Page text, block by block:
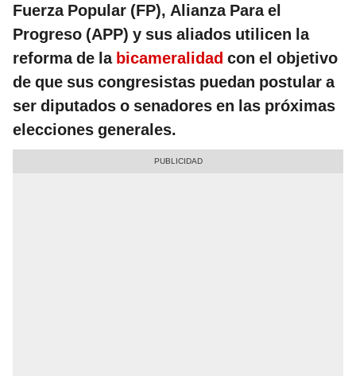
Fuerza Popular (FP), Alianza Para el
Progreso (APP) y sus aliados utilicen la
reforma de la bicameralidad con el objetivo
de que sus congresistas puedan postular a
ser diputados o senadores en las próximas
elecciones generales.